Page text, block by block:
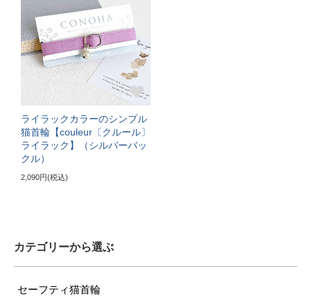
バックルで23～32cmに調節可能
〔サイズの目安〕
5～6kgの大きめな成猫
《特注》LLサイズ（+10cm）
〔ぴったり測った猫ちゃんの首まわり〕
25cm～
7kg超えの大型の成猫
ライラックカラーのシンプル
猫首輪【couleur〔クルール〕
ライラック】（シルバーバッ
クル）
2,090円(税込)
カテゴリーから選ぶ
セーフティ猫首輪